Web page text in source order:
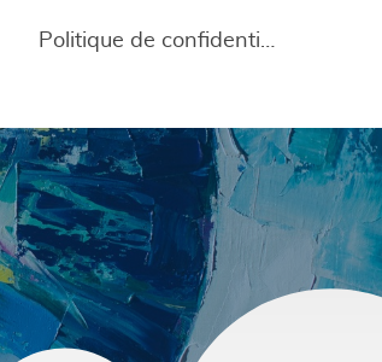
Politique de confidentialité